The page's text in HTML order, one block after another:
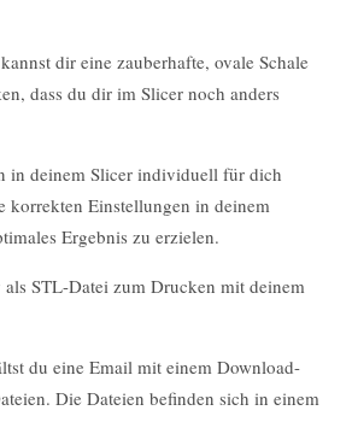
dir eine zauberhafte, ovale Schale
dass du dir im Slicer noch anders
in deinem Slicer individuell für dich
korrekten Einstellungen in deinem
Ergebnis zu erzielen.
STL-Datei zum Drucken mit deinem
du eine Email mit einem Download-
Die Dateien befinden sich in einem